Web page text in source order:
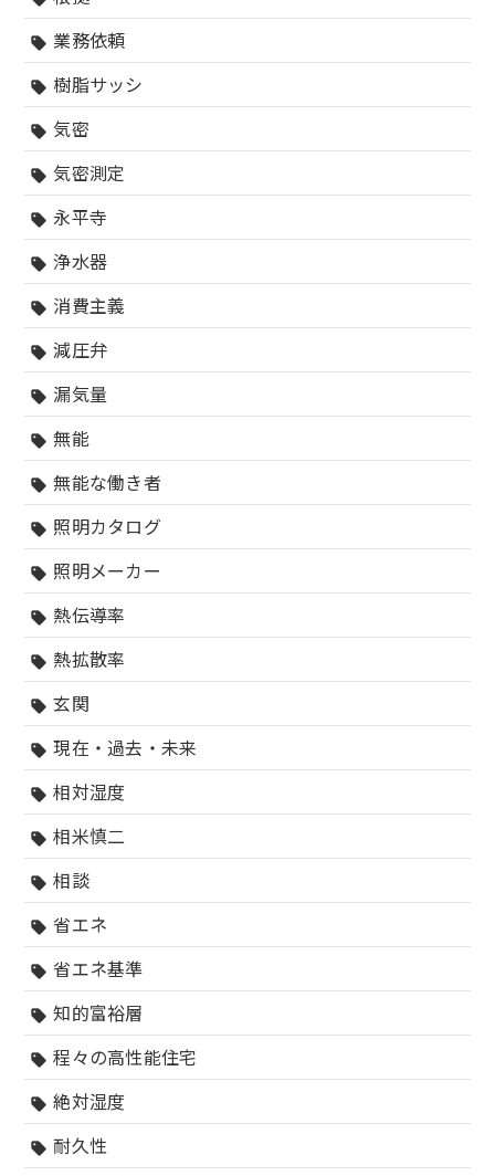
sell 業務依頼
sell 樹脂サッシ
sell 気密
sell 気密測定
sell 永平寺
sell 浄水器
sell 消費主義
sell 減圧弁
sell 漏気量
sell 無能
sell 無能な働き者
sell 照明カタログ
sell 照明メーカー
sell 熱伝導率
sell 熱拡散率
sell 玄関
sell 現在・過去・未来
sell 相対湿度
sell 相米慎二
sell 相談
sell 省エネ
sell 省エネ基準
sell 知的富裕層
sell 程々の高性能住宅
sell 絶対湿度
sell 耐久性